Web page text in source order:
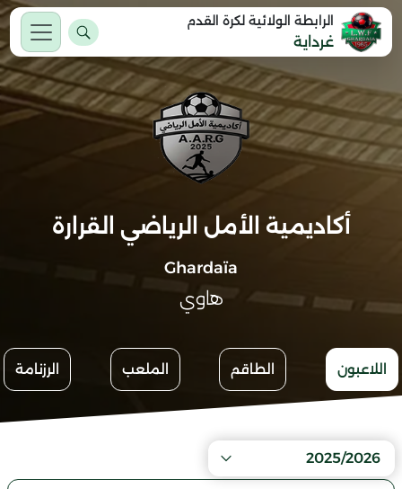
الرابطة الولائية لكرة القدم
غرداية
أكاديمية الأمل الرياضي القرارة
Ghardaïa
هاوي
اللاعبون الطاقم الملعب الرزنامة
2025/2026